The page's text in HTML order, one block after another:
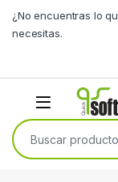
¿No encuentras lo
necesitas.
Buscar por: